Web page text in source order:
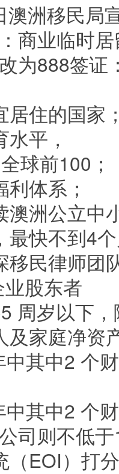
澳洲移民局
商业临时
为888签
居住的国家
平，
球前100；
体系；
澳洲公立中
最快不到4
移民律师团
股东者
周岁以下
及家庭净资
其中2 个
其中2 个
司则不低
（EOI）打